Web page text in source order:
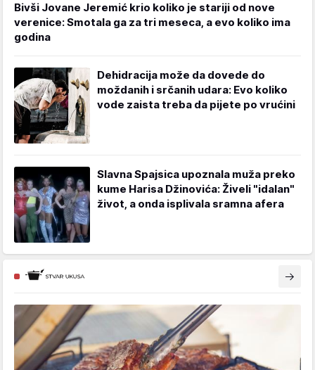
Bivši Jovane Jeremić krio koliko je stariji od nove
verenice: Smotala ga za tri meseca, a evo koliko ima
godina
Dehidracija može da dovede do
moždanih i srčanih udara: Evo koliko
vode zaista treba da pijete po vrućini
Slavna Spajsica upoznala muža preko
kume Harisa Džinovića: Živeli "idalan"
život, a onda isplivala sramna afera